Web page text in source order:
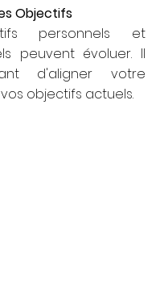
Objectifs
personnels et
peuvent évoluer. Il
d'aligner votre
objectifs actuels.